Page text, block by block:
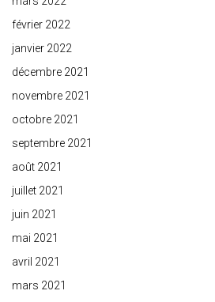
février 2022
janvier 2022
décembre 2021
novembre 2021
octobre 2021
septembre 2021
août 2021
juillet 2021
juin 2021
mai 2021
avril 2021
mars 2021